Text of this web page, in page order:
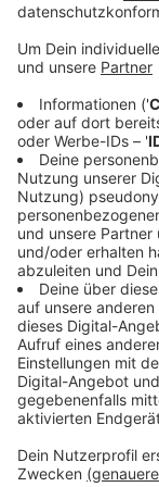
Anzeige
Bereits
Anzeige
Dort wollte der
Green Campus"
attraktives
Wohnungen,
Parkhaus. Im
Gruppe schon
wichtigen
Platz
Anzeige